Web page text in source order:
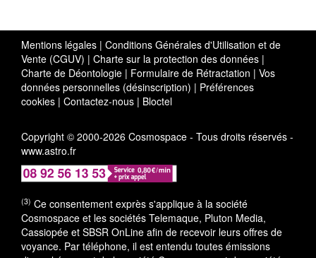
Mentions légales | Conditions Générales d'Utilisation et de
Vente (CGUV) | Charte sur la protection des données |
Charte de Déontologie | Formulaire de Rétractation | Vos
données personnelles (désinscription) | Préférences
cookies | Contactez-nous | Bloctel
Copyright © 2000-2026 Cosmospace - Tous droits réservés -
www.astro.fr
(3) Ce consentement exprès s'applique à la société
Cosmospace et les sociétés Telemaque, Pluton Media,
Cassiopée et SBSR OnLine afin de recevoir leurs offres de
voyance. Par téléphone, il est entendu toutes émissions